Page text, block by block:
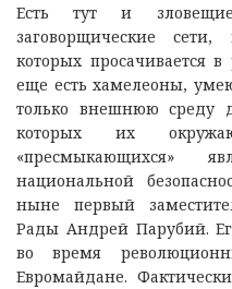
Есть тут и
заговорщические
которых просачивается
еще есть хамелеоны,
только внешнюю среду
которых их
«пресмыкающихся»
национальной
ныне первый
Рады Андрей Парубий.
во время
Евромайдане.